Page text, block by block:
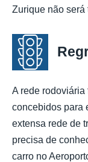
Zurique não será
A rede
concebidos para
extensa rede de
precisa de
carro no